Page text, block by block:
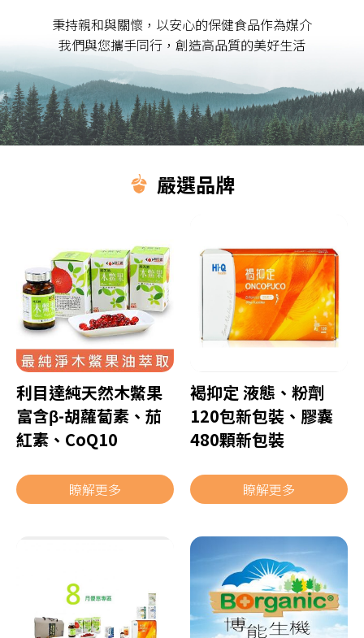
秉持親和與關懷，以安心的保健食品作為媒介
我們與您攜手同行，創造高品質的美好生活
嚴選品牌
利目達純天然木鱉果
富含β-胡蘿蔔素、茄
紅素、CoQ10
瞭解更多
褐抑定 液態、粉劑
120包新包裝、膠囊
480顆新包裝
瞭解更多